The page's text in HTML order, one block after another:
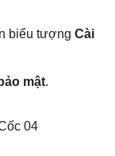
biểu tượng Cài
mật.